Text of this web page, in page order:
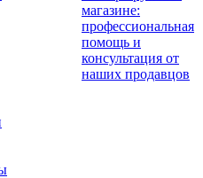
магазине:
профессиональная
помощь и
консультация от
наших продавцов